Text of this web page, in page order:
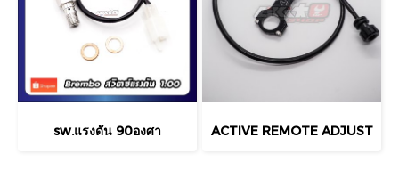
sw.แรงดัน 90องศา ACTIVE REMOTE ADJUST